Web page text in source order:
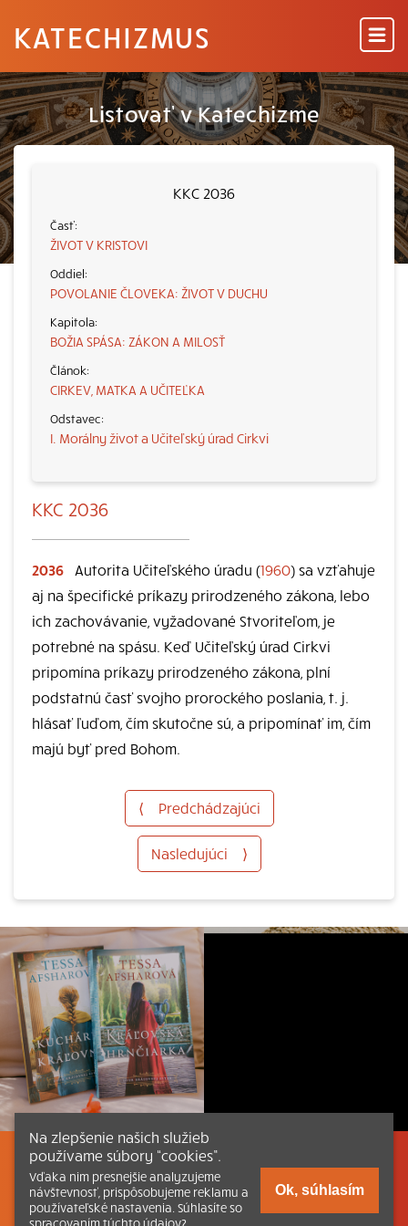
KATECHIZMUS
Listovať v Katechizme
KKC 2036
ŽIVOT V KRISTOVI
POVOLANIE ČLOVEKA: ŽIVOT V DUCHU
BOŽIA SPÁSA: ZÁKON A MILOSŤ
CIRKEV, MATKA A UČITEĽKA
I. Morálny život a Učiteľský úrad Cirkvi
KKC 2036
2036 Autorita Učiteľského úradu (1960) sa vzťahuje
aj na špecifické príkazy prirodzeného zákona, lebo
ich zachovávanie, vyžadované Stvoriteľom, je
potrebné na spásu. Keď Učiteľský úrad Cirkvi
pripomína príkazy prirodzeného zákona, plní
podstatnú časť svojho prorockého poslania, t. j.
hlásať ľuďom, čím skutočne sú, a pripomínať im, čím
majú byť pred Bohom.
⟨ Predchádzajúci
Nasledujúci ⟩
Listovať Obsah Dokumenty a články
Kontakt Tlačená verzia Katechizmu
Na zlepšenie našich služieb
používame súbory “cookies”.
Vďaka nim presnejšie analyzujeme
návštevnosť, prispôsobujeme reklamu a
používateľské nastavenia. Súhlasíte so
spracovaním týchto údajov?
Ok, súhlasím